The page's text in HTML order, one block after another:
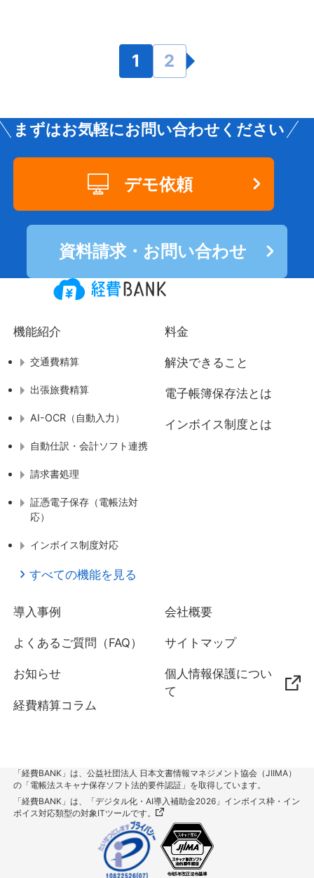
1 2
まずはお気軽にお問い合わせください
デモ依頼
資料請求・お問い合わせ
機能紹介
交通費精算
出張旅費精算
AI-OCR（自動入力）
自動仕訳・会計ソフト連携
請求書処理
証憑電子保存（電帳法対
応）
インボイス制度対応
すべての機能を見る
料金
解決できること
電子帳簿保存法とは
インボイス制度とは
導入事例
よくあるご質問（FAQ）
お知らせ
経費精算コラム
会社概要
サイトマップ
個人情報保護につい
て
「経費BANK」は、公益社団法人 日本文書情報マネジメント協会（JIIMA）
の「電帳法スキャナ保存ソフト法的要件認証」を取得しています。
「経費BANK」は、「デジタル化・AI導入補助金2026」インボイス枠・イン
ボイス対応類型の対象ITツールです。